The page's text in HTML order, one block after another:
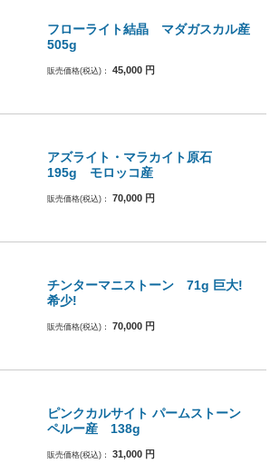
フローライト結晶 マダガスカル産
505g
販売価格(税込)： 45,000 円
アズライト・マラカイト原石
195g モロッコ産
販売価格(税込)： 70,000 円
チンターマニストーン 71g 巨大!
希少!
販売価格(税込)： 70,000 円
ピンクカルサイト パームストーン
ペルー産 138g
販売価格(税込)： 31,000 円